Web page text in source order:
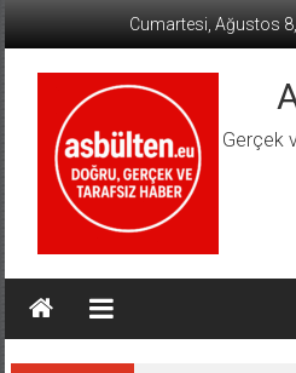
Cumartesi, Ağustos
Gerçek